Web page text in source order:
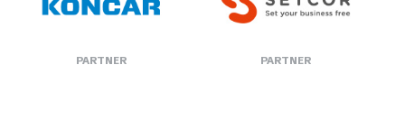
PARTNER PARTNER